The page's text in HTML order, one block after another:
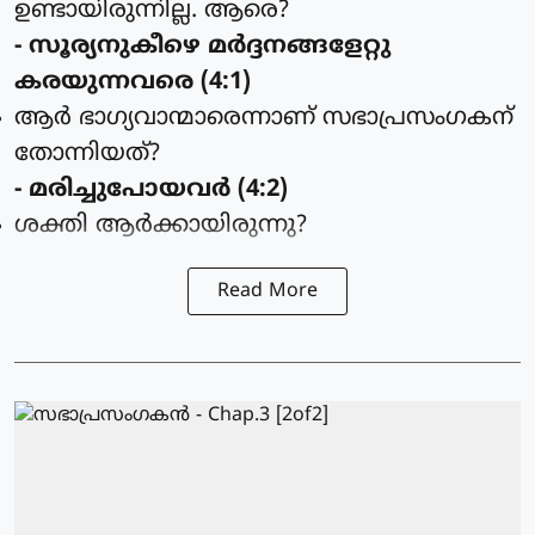
ഉണ്ടായിരുന്നില്ല. ആരെ?
- സൂര്യനുകീഴെ മര്‍ദ്ദനങ്ങളേറ്റു
കരയുന്നവരെ (4:1)
ആര്‍ ഭാഗ്യവാന്മാരെന്നാണ് സഭാപ്രസംഗകന്
തോന്നിയത്?
- മരിച്ചുപോയവര്‍ (4:2)
ശക്തി ആര്‍ക്കായിരുന്നു?
Read More